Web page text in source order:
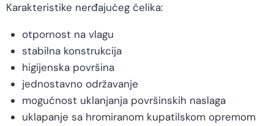
Karakteristike nerđajućeg čelika:
otpornost na vlagu
stabilna konstrukcija
higijenska površina
jednostavno održavanje
mogućnost uklanjanja površinskih naslaga
uklapanje sa hromiranom kupatilskom opremom